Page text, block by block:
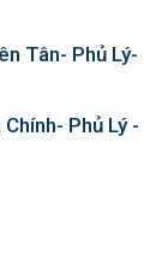
Tân- Phủ Lý-
Phủ Lý -